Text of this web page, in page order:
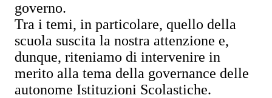
governo.
Tra i temi, in particolare, quello della
scuola suscita la nostra attenzione e,
dunque, riteniamo di intervenire in
merito alla tema della governance delle
autonome Istituzioni Scolastiche.